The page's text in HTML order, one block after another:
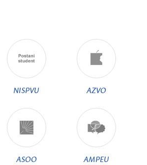
NISPVU AZVO
ASOO AMPEU